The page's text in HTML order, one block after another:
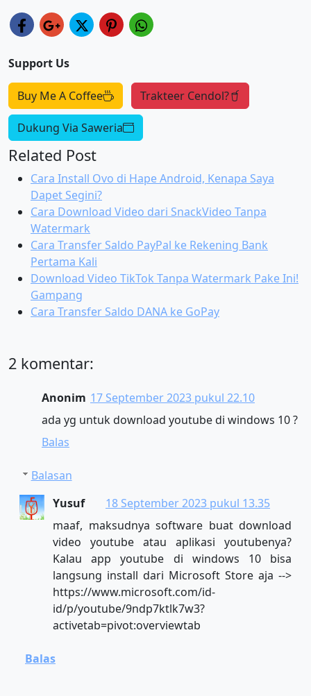
Support Us
Buy Me A Coffee Trakteer Cendol?
Dukung Via Saweria
Related Post
Cara Install Ovo di Hape Android, Kenapa Saya
Dapet Segini?
Cara Download Video dari SnackVideo Tanpa
Watermark
Cara Transfer Saldo PayPal ke Rekening Bank
Pertama Kali
Download Video TikTok Tanpa Watermark Pake Ini!
Gampang
Cara Transfer Saldo DANA ke GoPay
2 komentar:
Anonim 17 September 2023 pukul 22.10
ada yg untuk download youtube di windows 10 ?
Balas
Balasan
Yusuf
18 September 2023 pukul 13.35
maaf, maksudnya software buat download
video youtube atau aplikasi youtubenya?
Kalau app youtube di windows 10 bisa
langsung install dari Microsoft Store aja -->
https://www.microsoft.com/id-
id/p/youtube/9ndp7ktlk7w3?
activetab=pivot:overviewtab
Balas